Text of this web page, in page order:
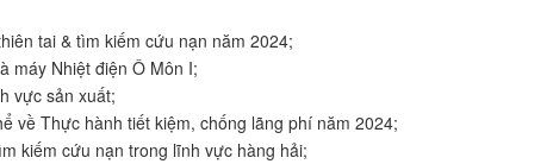
tai & tìm kiếm cứu nạn năm 2024;
máy Nhiệt điện Ô Môn I;
vực sản xuất;
về Thực hành tiết kiệm, chống lãng phí năm 2024;
kiếm cứu nạn trong lĩnh vực hàng hải;